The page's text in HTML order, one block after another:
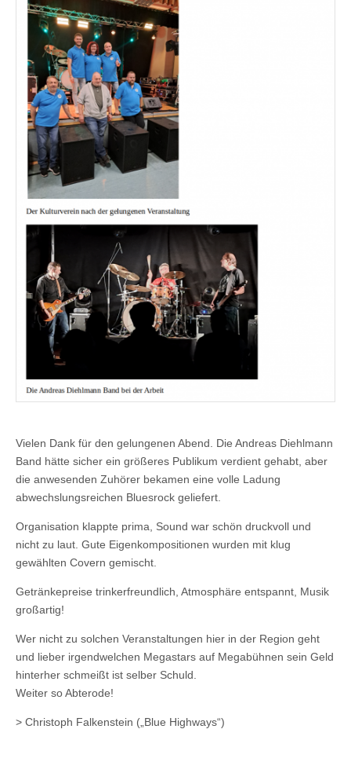
Vielen Dank für den gelungenen Abend. Die Andreas Diehlmann
Band hätte sicher ein größeres Publikum verdient gehabt, aber
die anwesenden Zuhörer bekamen eine volle Ladung
abwechslungsreichen Bluesrock geliefert.
Organisation klappte prima, Sound war schön druckvoll und
nicht zu laut. Gute Eigenkompositionen wurden mit klug
gewählten Covern gemischt.
Getränkepreise trinkerfreundlich, Atmosphäre entspannt, Musik
großartig!
Wer nicht zu solchen Veranstaltungen hier in der Region geht
und lieber irgendwelchen Megastars auf Megabühnen sein Geld
hinterher schmeißt ist selber Schuld.
Weiter so Abterode!
> Christoph Falkenstein („Blue Highways“)